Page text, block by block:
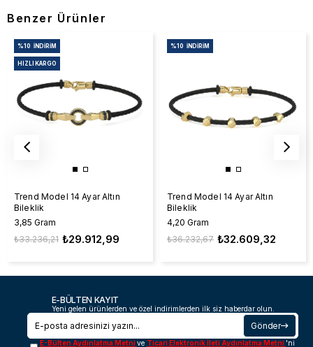
Benzer Ürünler
Trend Model 14 Ayar Altın
Bileklik
3,85 Gram
₺29.912,99
₺33.236,21
%10 İNDIRIM
HIZLI KARGO
Trend Model 14 Ayar Altın
Bileklik
4,20 Gram
₺32.609,32
₺36.232,67
%10 İNDIRIM
E-BÜLTEN KAYIT
Yeni gelen ürünlerden ve özel indirimlerden ilk siz haberdar olun.
Gönder
E-Bülten Aydınlatma Metnive Ticari Elektronik İleti Aydınlatma Metni 'ni